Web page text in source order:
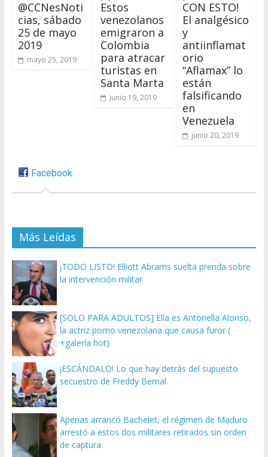
@CCNesNoti
cias, sábado
25 de mayo
2019
mayo 25, 2019
Estos
venezolanos
emigraron a
Colombia
para atracar
turistas en
Santa Marta
junio 19, 2019
CON ESTO!
El analgésico
y
antiinflamat
orio
“Aflamax” lo
están
falsificando
en
Venezuela
junio 20, 2019
Facebook
Más Leídas
¡TODO LISTO! Elliott Abrams suelta prenda sobre
la intervención militar
[SOLO PARA ADULTOS] Ella es Antonella Alonso,
la actriz porno venezolana que causa furor (
+galería hot)
¡ESCÁNDALO! Lo que hay detrás del supuesto
secuestro de Freddy Bernal
Apenas arrancó Bachelet, el régimen de Maduro
arrestó a estos dos militares retirados sin orden
de captura